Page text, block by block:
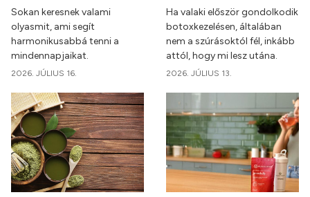
Sokan keresnek valami
olyasmit, ami segít
harmonikusabbá tenni a
mindennapjaikat.
2026. JÚLIUS 16.
Ha valaki először gondolkodik
botoxkezelésen, általában
nem a szúrásoktól fél, inkább
attól, hogy mi lesz utána.
2026. JÚLIUS 13.